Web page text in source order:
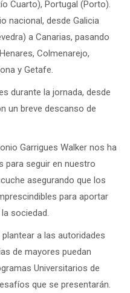
Cuarto), Portugal (Porto).
nacional, desde Galicia
a Canarias, pasando
Colmenarejo,
y Getafe.
durante la jornada, desde
un breve descanso de
Garrigues Walker nos ha
para seguir en nuestro
asegurando que los
para aportar
sociedad.
a las autoridades
de mayores puedan
Universitarios de
que se presentarán.